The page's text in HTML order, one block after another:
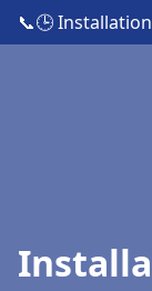
📞🕒